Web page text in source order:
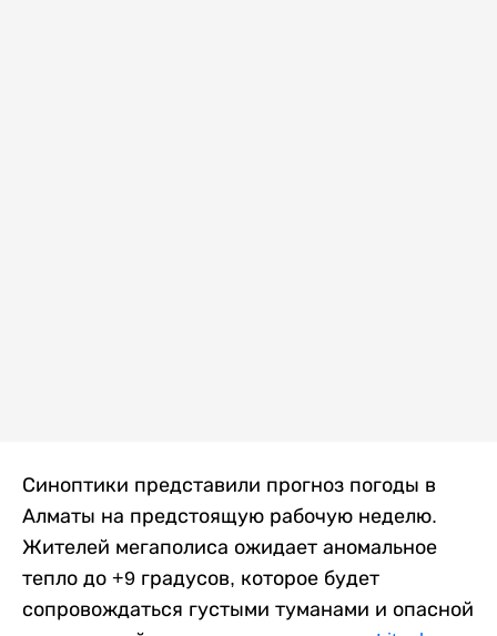
Синоптики представили прогноз погоды в
Алматы на предстоящую рабочую неделю.
Жителей мегаполиса ожидает аномальное
тепло до +9 градусов, которое будет
сопровождаться густыми туманами и опасной